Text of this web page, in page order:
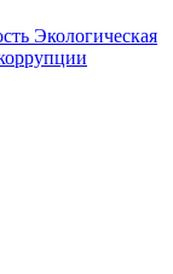
Экологическая